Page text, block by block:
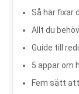
Så här fixar
Allt du
Guide till
5 appar om
Fem sätt